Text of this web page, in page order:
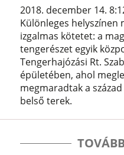
2018. december 14.
Különleges helyszínen
izgalmas kötetet: a
tengerészet egyik
Tengerhajózási Rt.
épületében, ahol
megmaradtak a
belső terek.